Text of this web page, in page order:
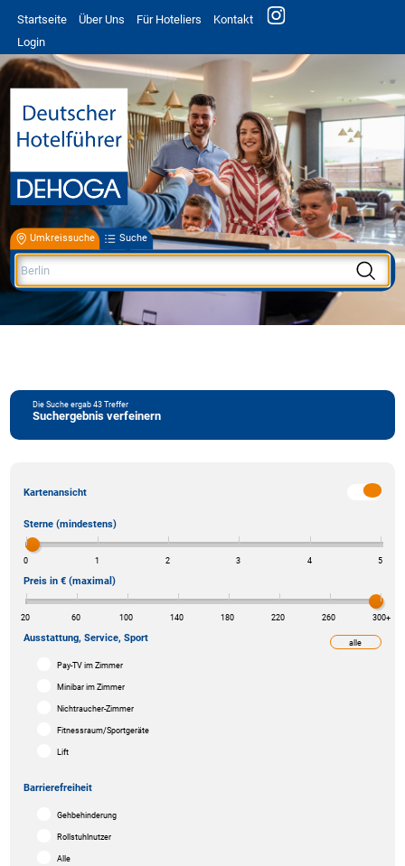
Startseite Über Uns Für Hoteliers
Kontakt
Login
Umkreissuche Suche
Die Suche ergab43Treffer
Suchergebnis verfeinern
Kartenansicht
Sterne (mindestens)
0 1 2 3 4 5
Preis in € (maximal)
20 60 100 140 180 220 260 300+
alle
Ausstattung, Service, Sport
Pay-TV im Zimmer
Minibar im Zimmer
Nichtraucher-Zimmer
Fitnessraum/Sportgeräte
Lift
Barrierefreiheit
Gehbehinderung
Rollstuhlnutzer
Alle